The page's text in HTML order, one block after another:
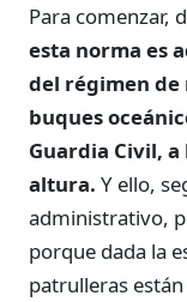
Para comenzar,
esta norma es
del régimen de
buques
Guardia Civil,
altura. Y ello,
administrativo,
porque dada la
patrulleras